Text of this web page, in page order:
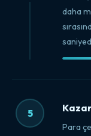
daha
5
Para